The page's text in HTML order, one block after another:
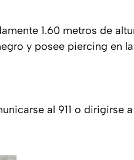
1.60 metros de
y posee piercing en
al 911 o dirigirse